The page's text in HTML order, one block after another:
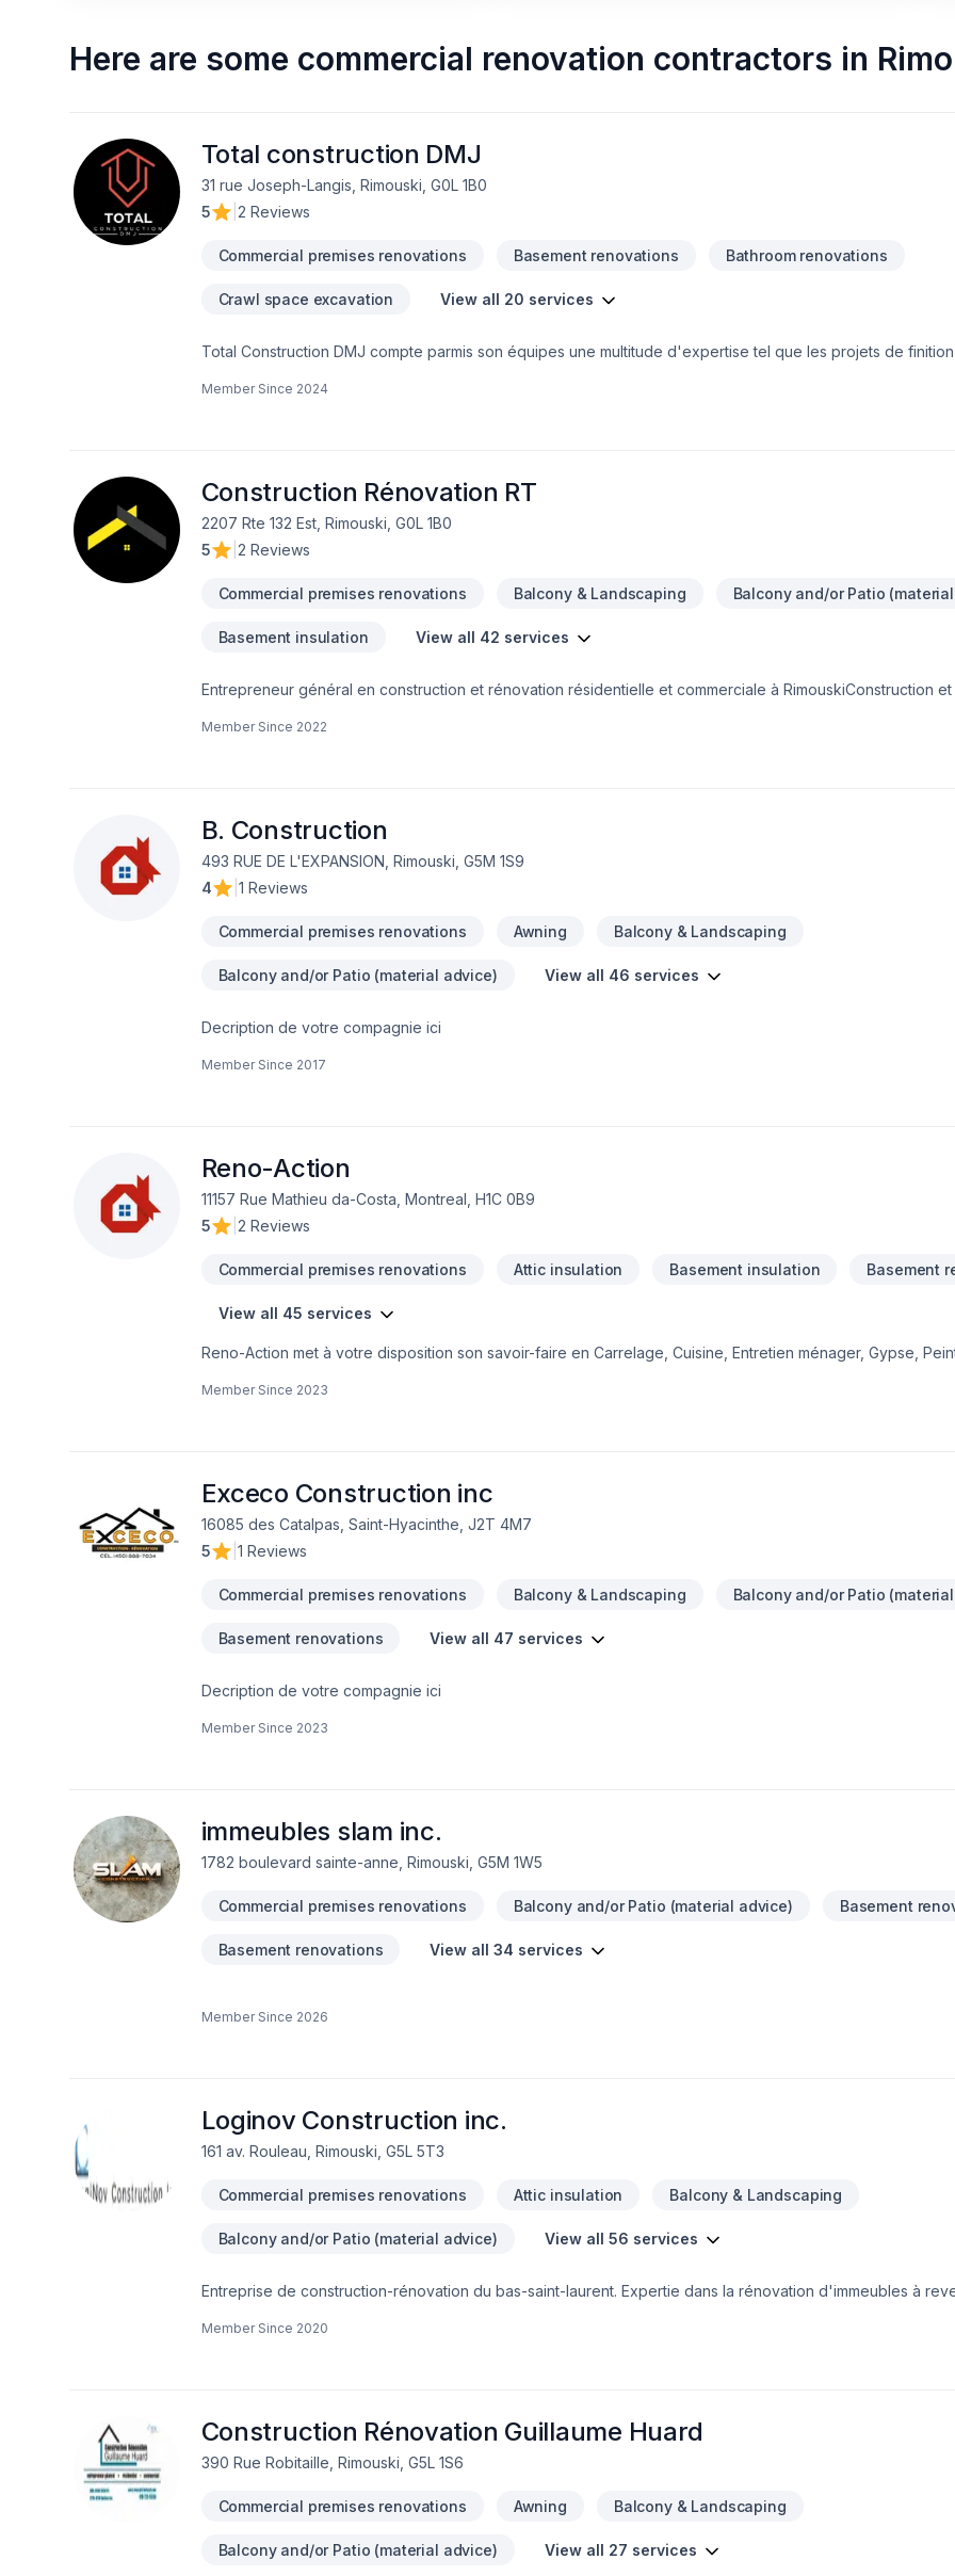
Here are some commercial renovation contractors in
Total construction DMJ
31 rue Joseph-Langis, Rimouski, G0L 1B0
5
2 Reviews
Commercial premises renovations Basement renovations Bathroom renovations
Crawl space excavation View all 20 services
Total Construction DMJ compte parmis son équipes une multitude d'expertise tel que les projets de finition
de vos idées votre réalité et concrétiser vos projets avec un accompagnement complet.
Member Since 2024
Construction Rénovation RT
2207 Rte 132 Est, Rimouski, G0L 1B0
5
2 Reviews
Commercial premises renovations Balcony & Landscaping Balcony and/or Patio
Basement insulation View all 42 services
Entrepreneur général en construction et rénovation résidentielle et commerciale à RimouskiConstruction
bien plus encore.
Member Since 2022
B. Construction
493 RUE DE L'EXPANSION, Rimouski, G5M 1S9
4
1 Reviews
Commercial premises renovations Awning Balcony & Landscaping
Balcony and/or Patio (material advice) View all 46 services
Decription de votre compagnie ici
Member Since 2017
Reno-Action
11157 Rue Mathieu da-Costa, Montreal, H1C 0B9
5
2 Reviews
Commercial premises renovations Attic insulation Basement insulation Basement
View all 45 services
Reno-Action met à votre disposition son savoir-faire en Carrelage, Cuisine, Entretien ménager, Gypse,
Lanaudière,Laval,Montréal. Grâce à notre approche centrée sur le client, nous proposons des solutions
Member Since 2023
Exceco Construction inc
16085 des Catalpas, Saint-Hyacinthe, J2T 4M7
5
1 Reviews
Commercial premises renovations Balcony & Landscaping Balcony and/or Patio
Basement renovations View all 47 services
Decription de votre compagnie ici
Member Since 2023
immeubles slam inc.
1782 boulevard sainte-anne, Rimouski, G5M 1W5
Commercial premises renovations Balcony and/or Patio (material advice) Basement
Basement renovations View all 34 services
Member Since 2026
Loginov Construction inc.
161 av. Rouleau, Rimouski, G5L 5T3
Commercial premises renovations Attic insulation Balcony & Landscaping
Balcony and/or Patio (material advice) View all 56 services
Entreprise de construction-rénovation du bas-saint-laurent. Expertie dans la rénovation d'immeubles à revenus (résidentiels et
Member Since 2020
Construction Rénovation Guillaume Huard
390 Rue Robitaille, Rimouski, G5L 1S6
Commercial premises renovations Awning Balcony & Landscaping
Balcony and/or Patio (material advice) View all 27 services